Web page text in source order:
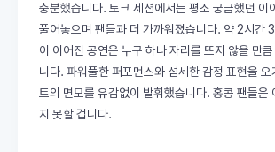
충분했습니다. 토크 세션에서는 평소 궁금했던 이
풀어놓으며 팬들과 더 가까워졌습니다. 약 2시간
이 이어진 공연은 누구 하나 자리를 뜨지 않을 만
니다. 파워풀한 퍼포먼스와 섬세한 감정 표현을 오
트의 면모를 유감없이 발휘했습니다. 홍콩 팬들은
지 못할 겁니다.